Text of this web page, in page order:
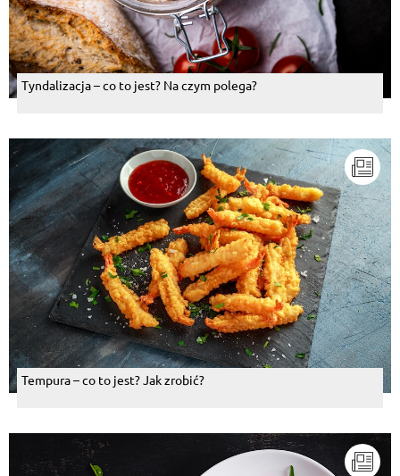
Tyndalizacja – co to jest? Na czym polega?
Tempura – co to jest? Jak zrobić?